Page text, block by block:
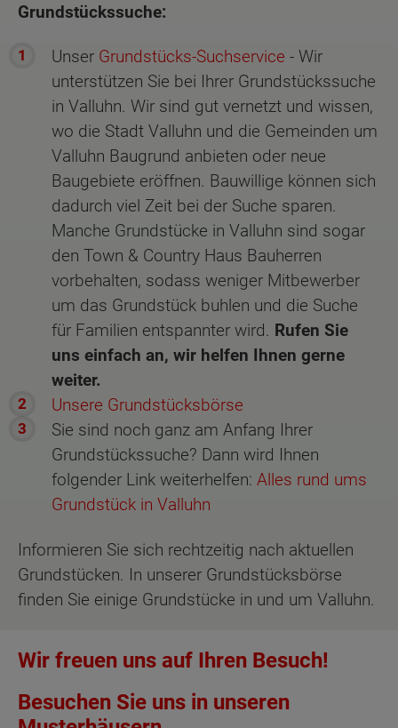
Grundstückssuche:
Unser Grundstücks-Suchservice - Wir
unterstützen Sie bei Ihrer Grundstückssuche
in Valluhn. Wir sind gut vernetzt und wissen,
wo die Stadt Valluhn und die Gemeinden um
Valluhn Baugrund anbieten oder neue
Baugebiete eröffnen. Bauwillige können sich
dadurch viel Zeit bei der Suche sparen.
Manche Grundstücke in Valluhn sind sogar
den Town & Country Haus Bauherren
vorbehalten, sodass weniger Mitbewerber
um das Grundstück buhlen und die Suche
für Familien entspannter wird. Rufen Sie
uns einfach an, wir helfen Ihnen gerne
weiter.
Unsere Grundstücksbörse
Sie sind noch ganz am Anfang Ihrer
Grundstückssuche? Dann wird Ihnen
folgender Link weiterhelfen: Alles rund ums
Grundstück in Valluhn
Informieren Sie sich rechtzeitig nach aktuellen
Grundstücken. In unserer Grundstücksbörse
finden Sie einige Grundstücke in und um Valluhn.
Wir freuen uns auf Ihren Besuch!
Besuchen Sie uns in unseren